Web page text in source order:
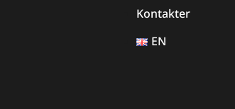
Kontakter
EN